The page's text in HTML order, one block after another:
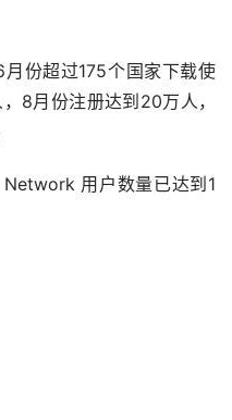
份超过175个国家下载使
8月份注册达到20万人，
用户数量已达到1